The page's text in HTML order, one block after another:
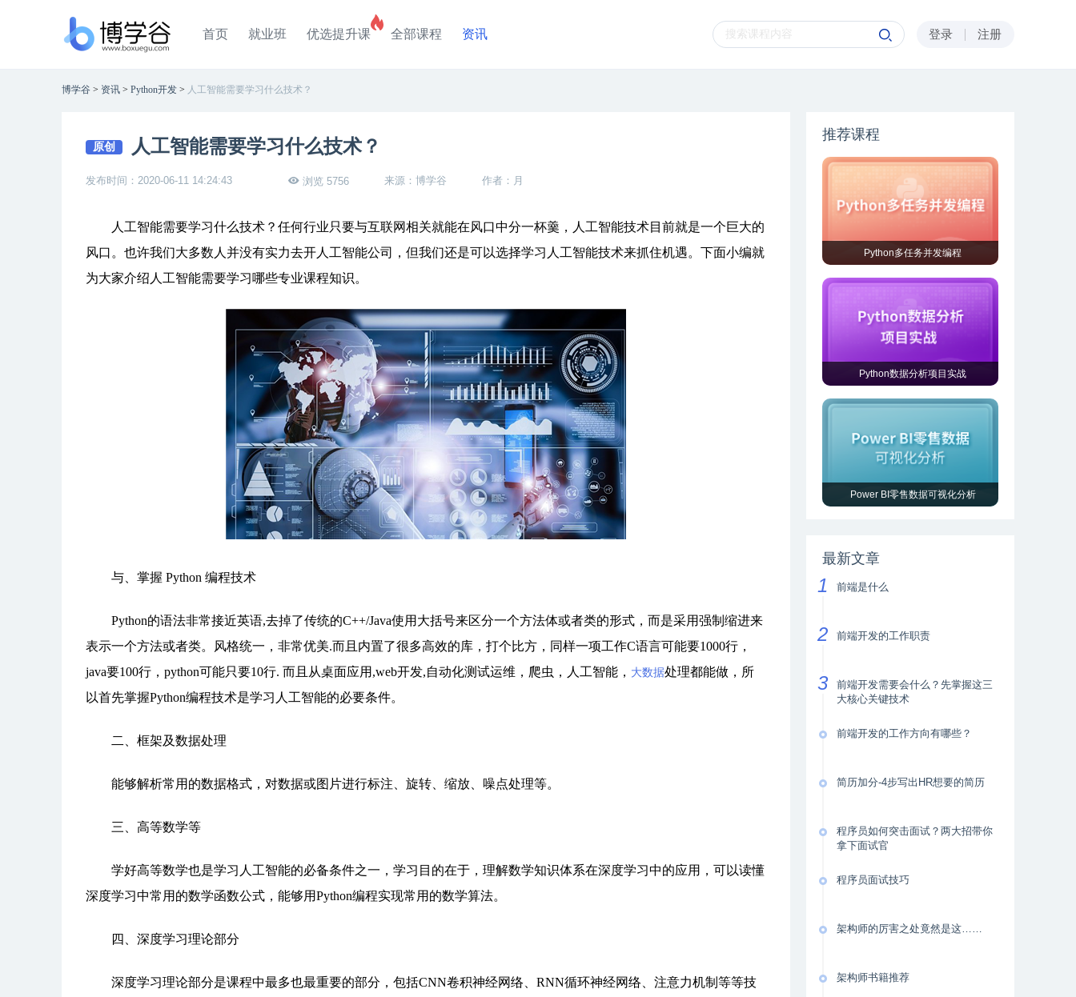
首页 就业班 优选提升课 全部课程 资讯 登录 注册
博学谷 > 资讯 > Python开发 > 人工智能需要学习什么技术？
原创 人工智能需要学习什么技术？
发布时间：2020-06-11 14:24:43 浏览 5756 来源：博学谷 作者：月
人工智能需要学习什么技术？任何行业只要与互联网相关就能在风口中分一杯羹，人工智能技术目前就是一个巨大的
风口。也许我们大多数人并没有实力去开人工智能公司，但我们还是可以选择学习人工智能技术来抓住机遇。下面小编就
为大家介绍人工智能需要学习哪些专业课程知识。
与、掌握 Python 编程技术
Python的语法非常接近英语,去掉了传统的C++/Java使用大括号来区分一个方法体或者类的形式，而是采用强制缩进来
表示一个方法或者类。风格统一，非常优美.而且内置了很多高效的库，打个比方，同样一项工作C语言可能要1000行，
java要100行，python可能只要10行. 而且从桌面应用,web开发,自动化测试运维，爬虫，人工智能， 大数据处理都能做，所
以首先掌握Python编程技术是学习人工智能的必要条件。
二、框架及数据处理
能够解析常用的数据格式，对数据或图片进行标注、旋转、缩放、噪点处理等。
三、高等数学等
学好高等数学也是学习人工智能的必备条件之一，学习目的在于，理解数学知识体系在深度学习中的应用，可以读懂
深度学习中常用的数学函数公式，能够用Python编程实现常用的数学算法。
四、深度学习理论部分
深度学习理论部分是课程中最多也最重要的部分，包括CNN卷积神经网络、RNN循环神经网络、注意力机制等等技
推荐课程
Python多任务并发编程
Python数据分析项目实战
Power BI零售数据可视化分析
最新文章
前端是什么
前端开发的工作职责
前端开发需要会什么？先掌握这三
大核心关键技术
前端开发的工作方向有哪些？
简历加分-4步写出HR想要的简历
程序员如何突击面试？两大招带你
拿下面试官
程序员面试技巧
架构师的厉害之处竟然是这……
架构师书籍推荐